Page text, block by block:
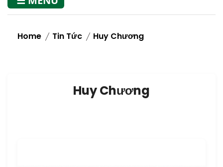
Home Tin Tức Huy Chương
Huy Chương